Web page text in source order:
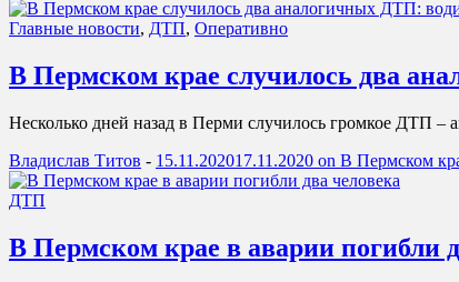
Главные новости, ДТП, Оперативно
В Пермском крае случилось два
Несколько дней назад в Перми случилось громкое ДТП –
Владислав Титов - 15.11.202017.11.2020 on В Пермском
ДТП
В Пермском крае в аварии погибли